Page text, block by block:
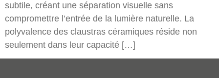
subtile, créant une séparation visuelle sans
compromettre l’entrée de la lumière naturelle. La
polyvalence des claustras céramiques réside non
seulement dans leur capacité […]